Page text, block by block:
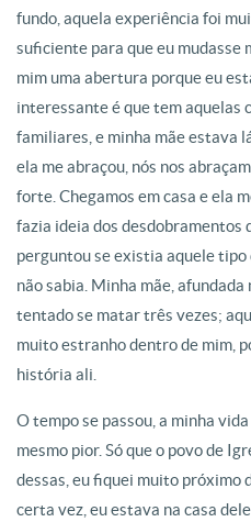
fundo, aquela experiência foi
suficiente para que eu mudasse
mim uma abertura porque eu
interessante é que tem aquelas
familiares, e minha mãe estava
ela me abraçou, nós nos
forte. Chegamos em casa e ela
fazia ideia dos desdobramentos
perguntou se existia aquele tipo
não sabia. Minha mãe,
tentado se matar três vezes;
muito estranho dentro de mim,
história ali.
O tempo se passou, a minha
mesmo pior. Só que o povo de
dessas, eu fiquei muito próximo
certa vez, eu estava na casa